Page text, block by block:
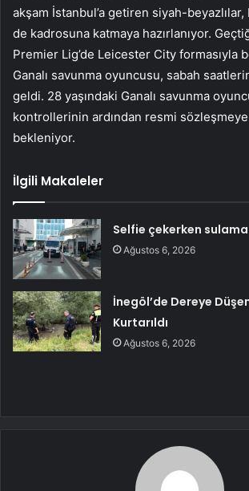
akşam İstanbul’a getiren siyah-beyazlılar,
de kadrosuna katmaya hazırlanıyor.
Premier Lig’de Leicester City formasıyla
Ganalı savunma oyuncusu, sabah
geldi. 28 yaşındaki Ganalı savunma
kontrollerinin ardından resmi sözleşmeye
bekleniyor.
İlgili Makaleler
Selfie çekerken
Ağustos 6, 2026
İnegöl’de Dereye
Kurtarıldı
Ağustos 6, 2026